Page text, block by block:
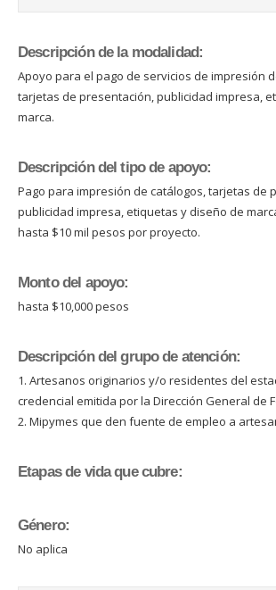
Descripción de la modalidad:
Apoyo para el pago de servicios de impresión
tarjetas de presentación, publicidad impresa,
marca.
Descripción del tipo de apoyo:
Pago para impresión de catálogos, tarjetas de
publicidad impresa, etiquetas y diseño de
hasta $10 mil pesos por proyecto.
Monto del apoyo:
hasta $10,000 pesos
Descripción del grupo de atención:
1. Artesanos originarios y/o residentes del
credencial emitida por la Dirección General de
2. Mipymes que den fuente de empleo a
Etapas de vida que cubre:
Género:
No aplica